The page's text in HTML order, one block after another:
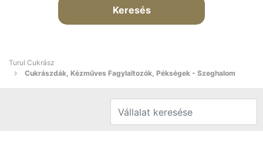
Keresés
Turul Cukrász
Cukrászdák, Kézműves Fagylaltozók, Pékségek - Szeghalom